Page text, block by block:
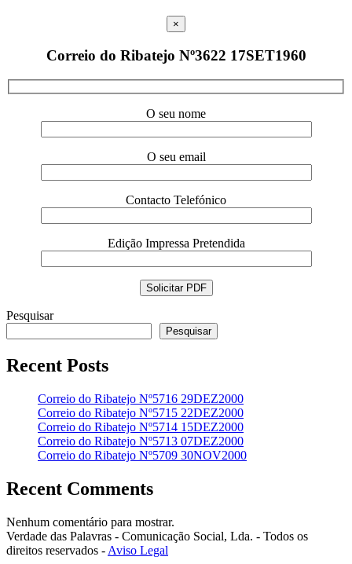
×
Correio do Ribatejo Nº3622 17SET1960
O seu nome
O seu email
Contacto Telefónico
Edição Impressa Pretendida
Pesquisar
Pesquisar
Recent Posts
Correio do Ribatejo Nº5716 29DEZ2000
Correio do Ribatejo Nº5715 22DEZ2000
Correio do Ribatejo Nº5714 15DEZ2000
Correio do Ribatejo Nº5713 07DEZ2000
Correio do Ribatejo Nº5709 30NOV2000
Recent Comments
Nenhum comentário para mostrar.
Verdade das Palavras - Comunicação Social, Lda. - Todos os
direitos reservados - Aviso Legal